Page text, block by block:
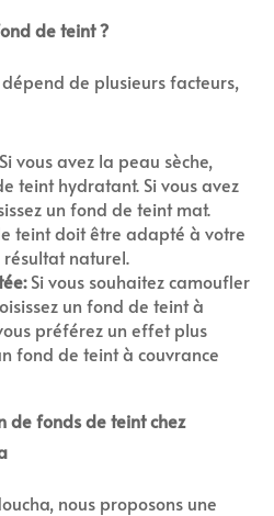
de teint ?
de plusieurs facteurs,
vous avez la peau sèche,
teint hydratant. Si vous avez
un fond de teint mat.
teint doit être adapté à votre
naturel.
Si vous souhaitez camoufler
un fond de teint à
préférez un effet plus
fond de teint à couvrance
de fonds de teint chez
nous proposons une